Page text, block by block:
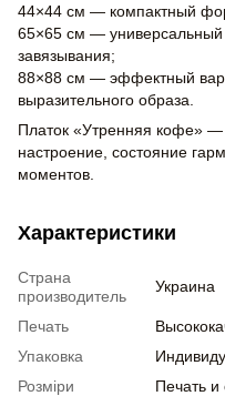
44×44 см — компактный
65×65 см — универсальный
завязывания;
88×88 см — эффектный
выразительного образа.
Платок «Утренняя кофе» —
настроение, состояние
моментов.
Характеристики
Страна
производитель
Украина
Печать
Упаковка
Розміри
Печать и